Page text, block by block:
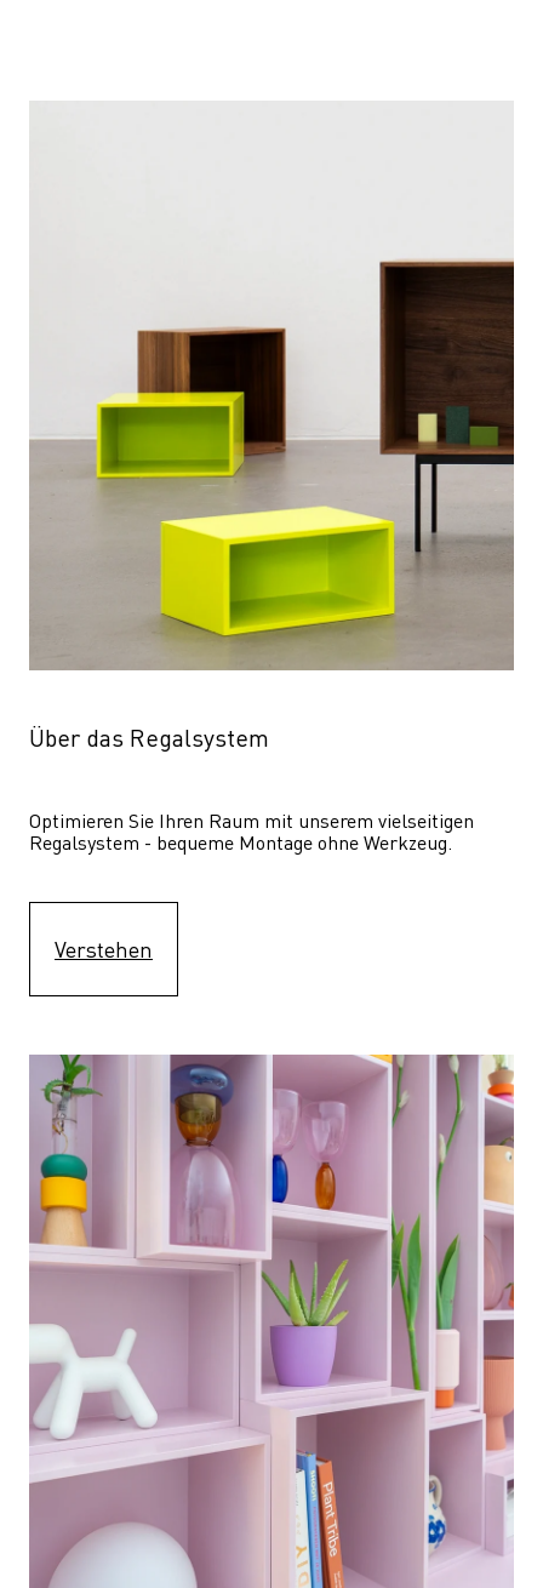
Über das Regalsystem
Optimieren Sie Ihren Raum mit unserem vielseitigen
Regalsystem - bequeme Montage ohne Werkzeug.
Verstehen